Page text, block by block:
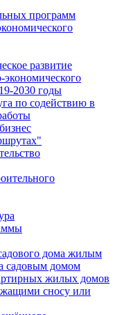
программ
развитие
экономического
2030 годы
по содействию в
дома жилым
садовым домом
жилых домов
сносу или